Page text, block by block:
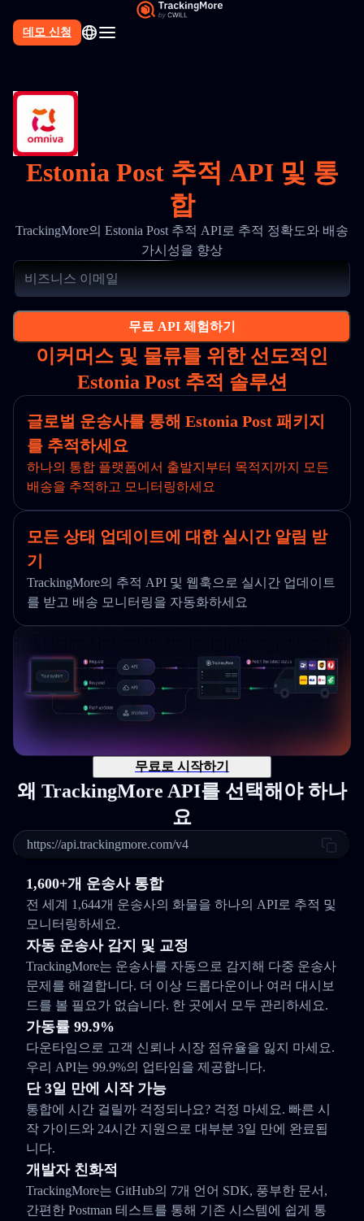
데모 신청
Estonia Post 추적 API 및 통
합
TrackingMore의 Estonia Post 추적 API로 추적 정확도와 배송
가시성을 향상
무료 API 체험하기
이커머스 및 물류를 위한 선도적인
Estonia Post 추적 솔루션
글로벌 운송사를 통해 Estonia Post 패키지
를 추적하세요
하나의 통합 플랫폼에서 출발지부터 목적지까지 모든
배송을 추적하고 모니터링하세요
모든 상태 업데이트에 대한 실시간 알림 받
기
TrackingMore의 추적 API 및 웹훅으로 실시간 업데이트
를 받고 배송 모니터링을 자동화하세요
무료로 시작하기
왜 TrackingMore API를 선택해야 하나
요
https://api.trackingmore.com/v4
1,600+개 운송사 통합
전 세계 1,644개 운송사의 화물을 하나의 API로 추적 및
모니터링하세요.
자동 운송사 감지 및 교정
TrackingMore는 운송사를 자동으로 감지해 다중 운송사
문제를 해결합니다. 더 이상 드롭다운이나 여러 대시보
드를 볼 필요가 없습니다. 한 곳에서 모두 관리하세요.
가동률 99.9%
다운타임으로 고객 신뢰나 시장 점유율을 잃지 마세요.
우리 API는 99.9%의 업타임을 제공합니다.
단 3일 만에 시작 가능
통합에 시간 걸릴까 걱정되나요? 걱정 마세요. 빠른 시
작 가이드와 24시간 지원으로 대부분 3일 만에 완료됩
니다.
개발자 친화적
TrackingMore는 GitHub의 7개 언어 SDK, 풍부한 문서,
간편한 Postman 테스트를 통해 기존 시스템에 쉽게 통